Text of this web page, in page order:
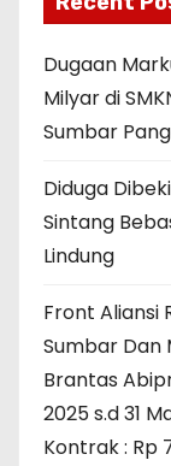
Dugaan
Milyar di
Sumbar
Diduga
Sintang
Lindung
Front Aliansi
Sumbar Dan
Brantas
2025 s.d 31
Kontrak : Rp